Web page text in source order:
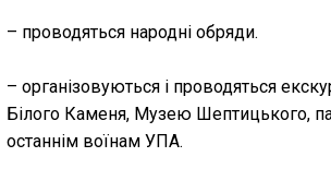
– проводяться народні обряди.
– організовуються і проводяться
Білого Каменя, Музею Шептицького,
останнім воїнам УПА.